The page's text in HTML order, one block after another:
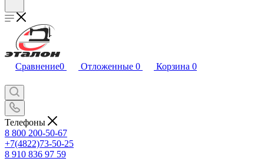
Сравнение0 Отложенные 0 Корзина 0
Телефоны
8 800 200-50-67
+7(4822)73-50-25
8 910 836 97 59